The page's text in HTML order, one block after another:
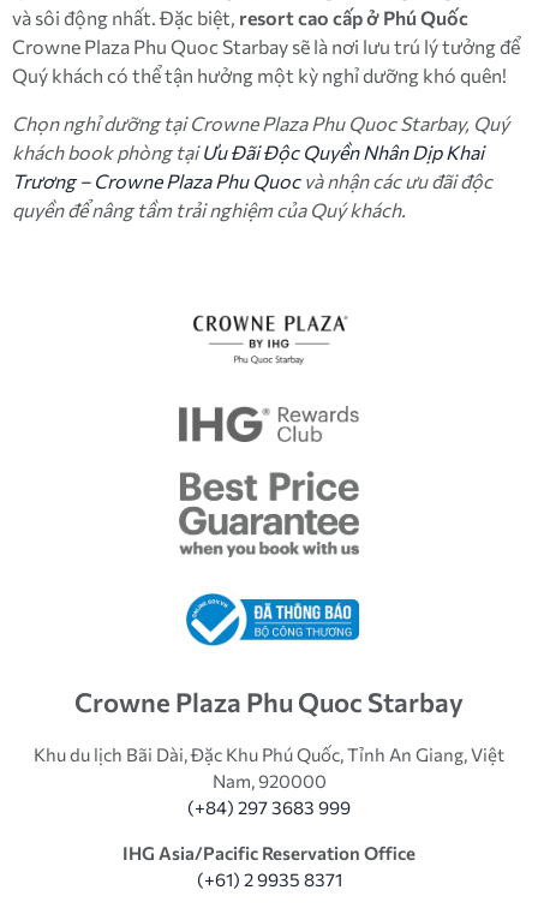
và sôi động nhất. Đặc biệt, resort cao cấp ở Phú Quốc
Crowne Plaza Phu Quoc Starbay sẽ là nơi lưu trú lý tưởng để
Quý khách có thể tận hưởng một kỳ nghỉ dưỡng khó quên!
Chọn nghỉ dưỡng tại Crowne Plaza Phu Quoc Starbay, Quý
khách book phòng tạiƯu Đãi Độc Quyền Nhân Dịp Khai
Trương – Crowne Plaza Phu Quocvà nhận các ưu đãi độc
quyền để nâng tầm trải nghiệm của Quý khách.
Crowne Plaza Phu Quoc Starbay
Khu du lịch Bãi Dài, Đặc Khu Phú Quốc, Tỉnh An Giang, Việt
Nam, 920000
(+84) 297 3683 999
IHG Asia/Pacific Reservation Office
(+61) 2 9935 8371